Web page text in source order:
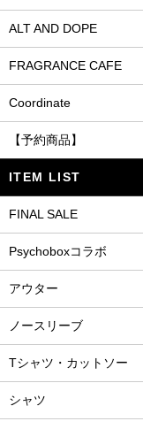
ALT AND DOPE
FRAGRANCE CAFE
Coordinate
【予約商品】
ITEM LIST
FINAL SALE
Psychoboxコラボ
アウター
ノースリーブ
Tシャツ・カットソー
シャツ